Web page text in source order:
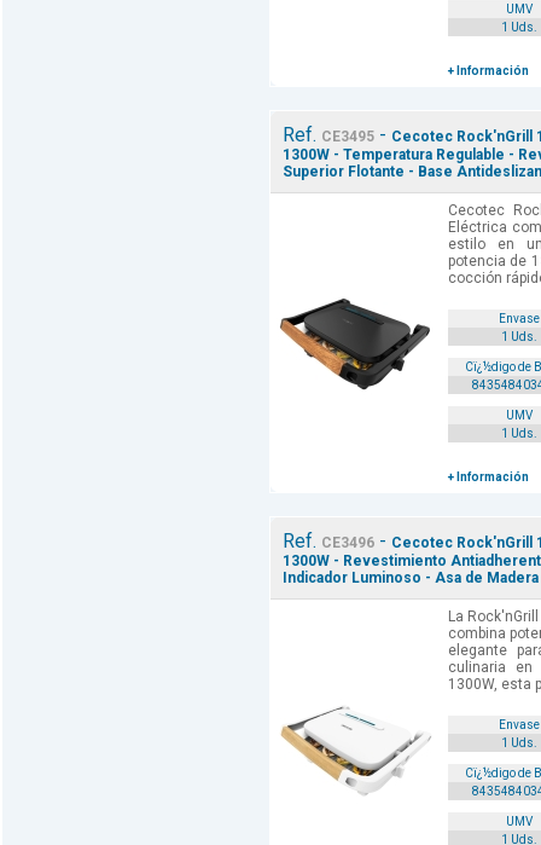
UMV
1 Uds.
+ Información
Ref. CE3495- Cecotec Rock'nGrill
1300W - Temperatura Regulable -
Superior Flotante - Base
Cecotec
Eléctrica
estilo en
potencia de
cocción
Envase
1 Uds.
Cï¿½digo de
UMV
1 Uds.
+ Información
Ref. CE3496- Cecotec Rock'nGrill
1300W - Revestimiento
Indicador Luminoso - Asa de
La
combina
elegante
culinaria
1300W, esta
Envase
1 Uds.
Cï¿½digo de
UMV
1 Uds.